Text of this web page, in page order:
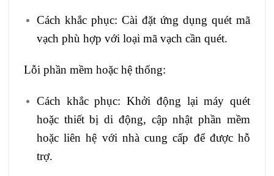
Cách khắc phục: Cài đặt ứng dụng quét mã
vạch phù hợp với loại mã vạch cần quét.
Lỗi phần mềm hoặc hệ thống:
Cách khắc phục: Khởi động lại máy quét
hoặc thiết bị di động, cập nhật phần mềm
hoặc liên hệ với nhà cung cấp để được hỗ
trợ.